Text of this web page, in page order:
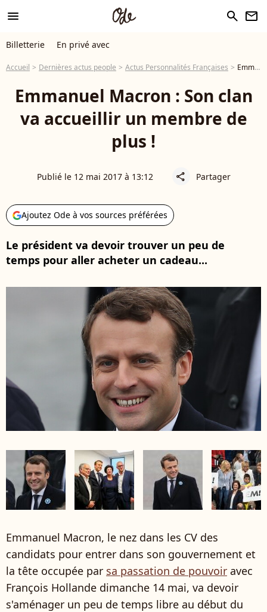
menu search newsletter
Billetterie En privé avec
Accueil Dernières actus people Actus Personnalités Françaises Emmanuel Macron : Son clan va accueillir un membre de plus !
Emmanuel Macron : Son clan
va accueillir un membre de
plus !
Publié le 12 mai 2017 à 13:12 share Partager
Ajoutez Ode à vos sources préférées
Le président va devoir trouver un peu de
temps pour aller acheter un cadeau...
Emmanuel Macron, le nez dans les CV des
candidats pour entrer dans son gouvernement et
la tête occupée par sa passation de pouvoir avec
François Hollande dimanche 14 mai, va devoir
s'aménager un peu de temps libre au début du